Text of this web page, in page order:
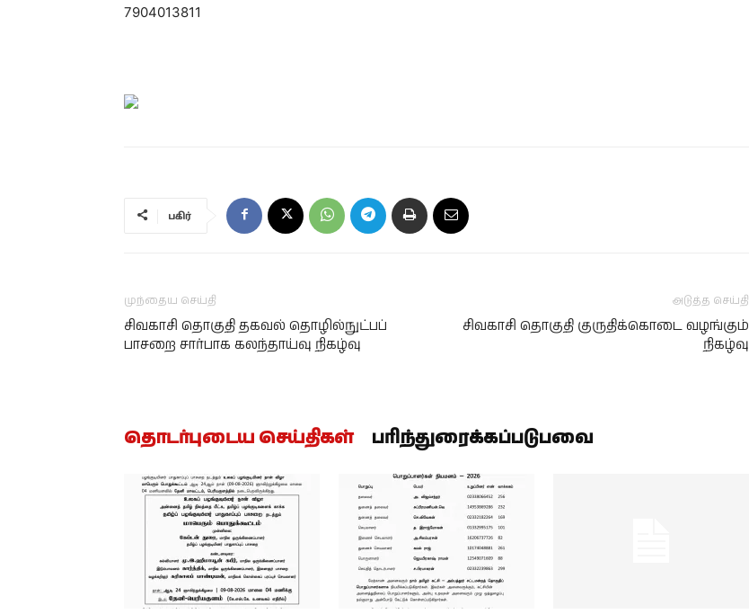
7904013811
பகிர்
முந்தைய செய்தி
சிவகாசி தொகுதி தகவல் தொழில்நுட்பப்
பாசறை சார்பாக கலந்தாய்வு நிகழ்வு
அடுத்த செய்தி
சிவகாசி தொகுதி குருதிக்கொடை வழங்கும்
நிகழ்வு
தொடர்புடைய செய்திகள் பரிந்துரைக்கப்படுபவை